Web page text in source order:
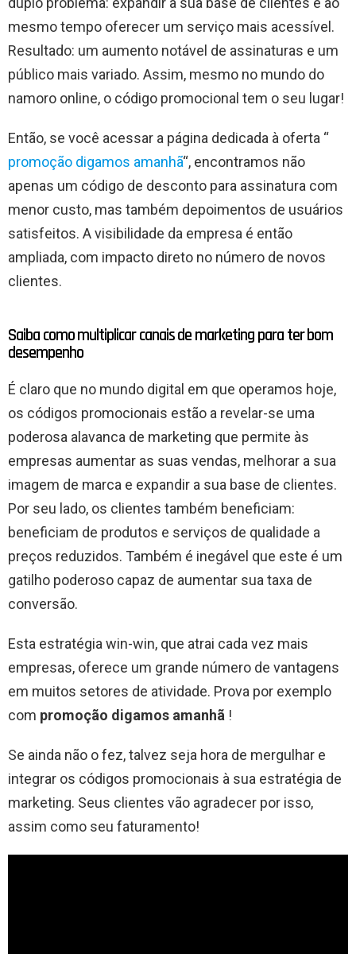
mesmo tempo oferecer um serviço mais acessível.
Resultado: um aumento notável de assinaturas e um
público mais variado. Assim, mesmo no mundo do
namoro online, o código promocional tem o seu lugar!
Então, se você acessar a página dedicada à oferta “
promoção digamos amanhã“, encontramos não
apenas um código de desconto para assinatura com
menor custo, mas também depoimentos de usuários
satisfeitos. A visibilidade da empresa é então
ampliada, com impacto direto no número de novos
clientes.
Saiba como multiplicar canais de marketing para ter bom
desempenho
É claro que no mundo digital em que operamos hoje,
os códigos promocionais estão a revelar-se uma
poderosa alavanca de marketing que permite às
empresas aumentar as suas vendas, melhorar a sua
imagem de marca e expandir a sua base de clientes.
Por seu lado, os clientes também beneficiam:
beneficiam de produtos e serviços de qualidade a
preços reduzidos. Também é inegável que este é um
gatilho poderoso capaz de aumentar sua taxa de
conversão.
Esta estratégia win-win, que atrai cada vez mais
empresas, oferece um grande número de vantagens
em muitos setores de atividade. Prova por exemplo
com promoção digamos amanhã !
Se ainda não o fez, talvez seja hora de mergulhar e
integrar os códigos promocionais à sua estratégia de
marketing. Seus clientes vão agradecer por isso,
assim como seu faturamento!